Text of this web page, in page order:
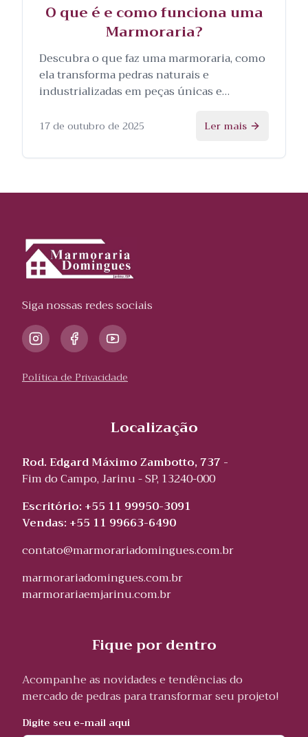
O que é e como funciona uma
Marmoraria?
Descubra o que faz uma marmoraria, como
ela transforma pedras naturais e
industrializadas em peças únicas e
processo.
17 de outubro de 2025 Ler mais
Siga nossas redes sociais
Política de Privacidade
Localização
Rod. Edgard Máximo Zambotto, 737 -
Fim do Campo, Jarinu - SP, 13240-000
Escritório: +55 11 99950-3091
Vendas: +55 11 99663-6490
contato@marmorariadomingues.com.br
marmorariadomingues.com.br
marmorariaemjarinu.com.br
Fique por dentro
Acompanhe as novidades e tendências do
mercado de pedras para transformar seu projeto!
Digite seu e-mail aqui